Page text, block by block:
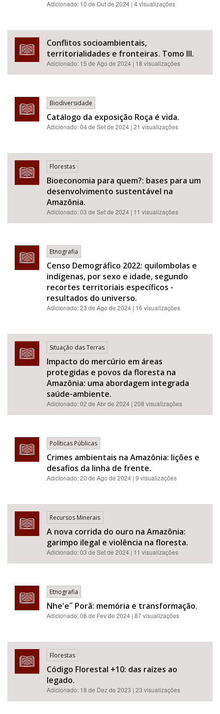
Adicionado: 10 de Out de 2024 | 4 visualizações
Conflitos socioambientais,
territorialidades e fronteiras. Tomo III.
Adicionado: 15 de Ago de 2024 | 18 visualizações
Biodiversidade
Catálogo da exposição Roça é vida.
Adicionado:04 de Set de 2024 | 21 visualizações
Florestas
Bioeconomia para quem?: bases para um
desenvolvimento sustentável na
Amazônia.
Adicionado:03 de Set de 2024 | 11 visualizações
Etnografia
Censo Demográfico 2022: quilombolas e
indígenas, por sexo e idade, segundo
recortes territoriais específicos -
resultados do universo.
Adicionado:23 de Ago de 2024 | 16 visualizações
Situação das Terras
Impacto do mercúrio em áreas
protegidas e povos da floresta na
Amazônia: uma abordagem integrada
saúde-ambiente.
Adicionado:02 de Abr de 2024 | 208 visualizações
Políticas Públicas
Crimes ambientais na Amazônia: lições e
desafios da linha de frente.
Adicionado:20 de Ago de 2024 | 9 visualizações
Recursos Minerais
A nova corrida do ouro na Amazônia:
garimpo ilegal e violência na floresta.
Adicionado:03 de Set de 2024 | 11 visualizações
Etnografia
Nhe'e˜ Porã: memória e transformação.
Adicionado:08 de Fev de 2024 | 87 visualizações
Florestas
Código Florestal +10: das raízes ao
legado.
Adicionado: 18 de Dez de 2023 | 23 visualizações